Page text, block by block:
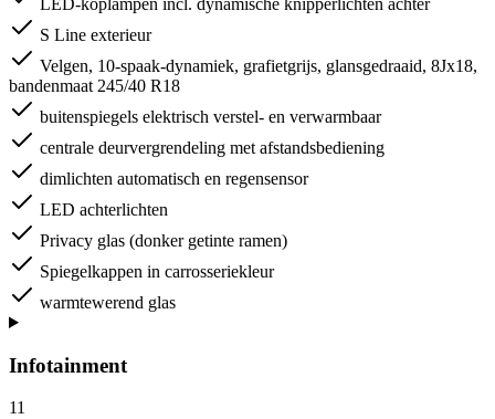
LED-koplampen incl. dynamische knipperlichten achter
S Line exterieur
Velgen, 10-spaak-dynamiek, grafietgrijs, glansgedraaid, 8Jx18,
bandenmaat 245/40 R18
buitenspiegels elektrisch verstel- en verwarmbaar
centrale deurvergrendeling met afstandsbediening
dimlichten automatisch en regensensor
LED achterlichten
Privacy glas (donker getinte ramen)
Spiegelkappen in carrosseriekleur
warmtewerend glas
Infotainment
11